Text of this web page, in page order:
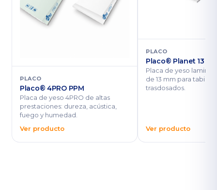
PLACO
Placo® 4PRO PPM
Placa de yeso 4PRO de altas
prestaciones: dureza, acústica,
fuego y humedad.
Ver producto
PLACO
Placo® Planet 13
Placa de yeso
de 13 mm para
trasdosados.
Ver producto